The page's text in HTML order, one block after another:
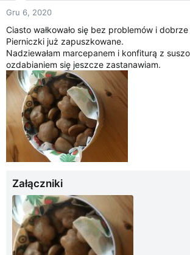
Gru 6, 2020
Ciasto wałkowało się bez problemów i dobrze
Pierniczki już zapuszkowane.
Nadziewałam marcepanem i konfiturą z
ozdabianiem się jeszcze zastanawiam.
Załączniki